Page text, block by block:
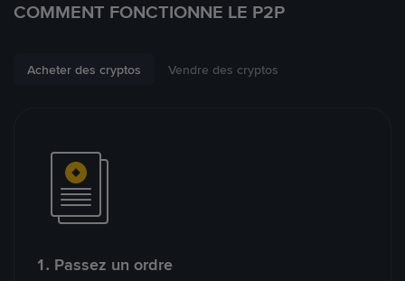
COMMENT FONCTIONNE LE P2P
Acheter des cryptos Vendre des cryptos
1. Passez un ordre